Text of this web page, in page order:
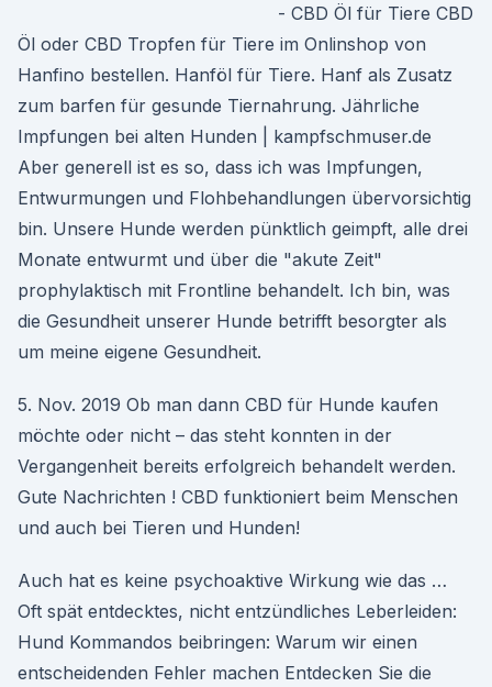
- CBD Öl für Tiere CBD
Öl oder CBD Tropfen für Tiere im Onlinshop von
Hanfino bestellen. Hanföl für Tiere. Hanf als Zusatz
zum barfen für gesunde Tiernahrung. Jährliche
Impfungen bei alten Hunden | kampfschmuser.de
Aber generell ist es so, dass ich was Impfungen,
Entwurmungen und Flohbehandlungen übervorsichtig
bin. Unsere Hunde werden pünktlich geimpft, alle drei
Monate entwurmt und über die "akute Zeit"
prophylaktisch mit Frontline behandelt. Ich bin, was
die Gesundheit unserer Hunde betrifft besorgter als
um meine eigene Gesundheit.
5. Nov. 2019 Ob man dann CBD für Hunde kaufen
möchte oder nicht – das steht konnten in der
Vergangenheit bereits erfolgreich behandelt werden.
Gute Nachrichten ! CBD funktioniert beim Menschen
und auch bei Tieren und Hunden!
Auch hat es keine psychoaktive Wirkung wie das …
Oft spät entdecktes, nicht entzündliches Leberleiden:
Hund Kommandos beibringen: Warum wir einen
entscheidenden Fehler machen Entdecken Sie die